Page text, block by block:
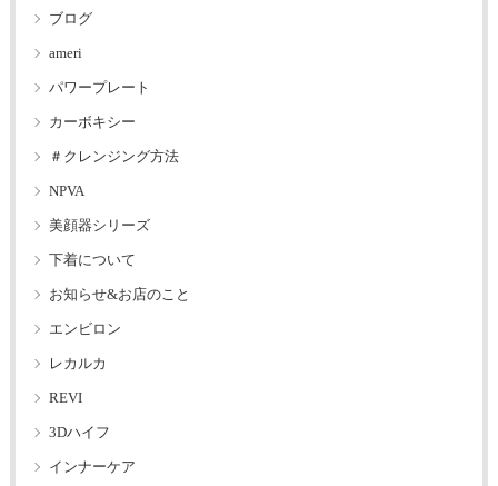
ブログ
ameri
パワープレート
カーボキシー
＃クレンジング方法
NPVA
美顔器シリーズ
下着について
お知らせ&お店のこと
エンビロン
レカルカ
REVI
3Dハイフ
インナーケア